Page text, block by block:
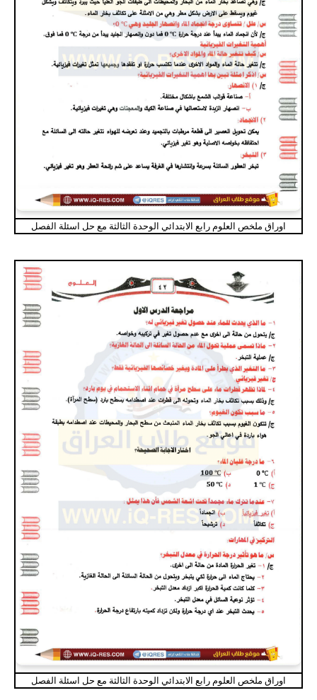
اوراق ملخص العلوم رابع الابتدائي الوحدة الثالثة مع حل اسئلة الفصل
اوراق ملخص العلوم رابع الابتدائي الوحدة الثالثة مع حل اسئلة الفصل